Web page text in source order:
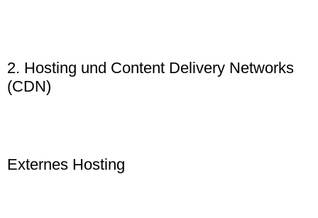
2. Hosting und Content Delivery Networks
(CDN)
Externes Hosting